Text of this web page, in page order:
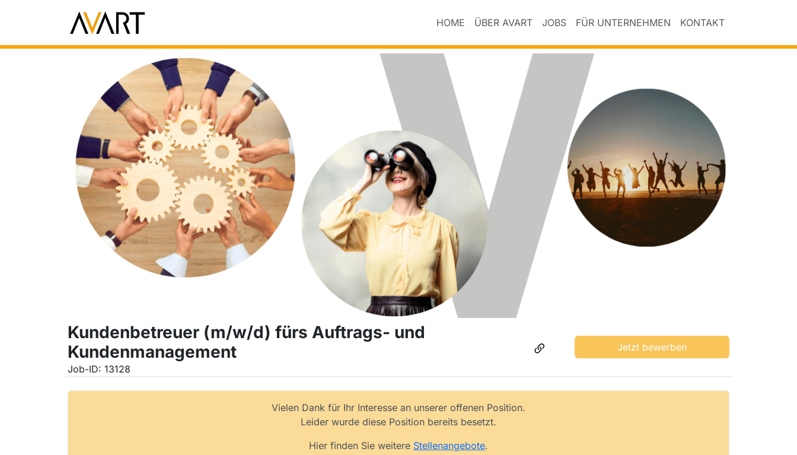
HOME ÜBER AVART JOBS FÜR UNTERNEHMEN KONTAKT
Kundenbetreuer (m/w/d) fürs Auftrags- und
Kundenmanagement
Job-ID: 13128
Jetzt bewerben
Vielen Dank für Ihr Interesse an unserer offenen Position.
Leider wurde diese Position bereits besetzt.
Hier finden Sie weitere Stellenangebote.